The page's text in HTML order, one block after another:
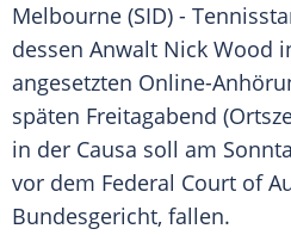
Melbourne (SID) -
dessen Anwalt Nick Wood
angesetzten Online-
späten Freitagabend
in der Causa soll am
vor dem Federal Court of
Bundesgericht, fallen.